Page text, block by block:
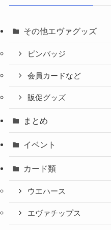
その他エヴァグッズ
ピンバッジ
会員カードなど
販促グッズ
まとめ
イベント
カード類
ウエハース
エヴァチップス